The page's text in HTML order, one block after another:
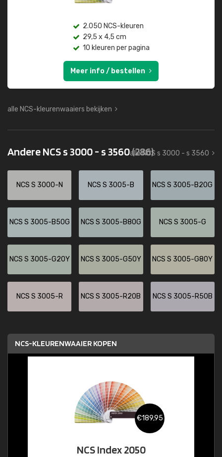
2.050 NCS-kleuren
29,5 x 4,5 cm
10 kleuren per pagina
Meer info / bestellen
alle NCS-kleurenwaaiers bekijken
Andere NCS s 3000 - s 3560(286)
alle NCS s 3000 - s 3560
NCS S 3000-N NCS S 3005-B NCS S 3005-B20G
NCS S 3005-B50G NCS S 3005-B80G NCS S 3005-G
NCS S 3005-G20Y NCS S 3005-G50Y NCS S 3005-G80Y
NCS S 3005-R NCS S 3005-R20B NCS S 3005-R50B
NCS-KLEURENWAAIER KOPEN
€189,95
NCS Index 2050